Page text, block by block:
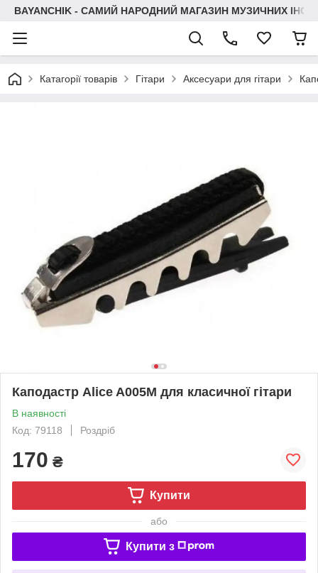
BAYANCHIK - САМИЙ НАРОДНИЙ МАГАЗИН МУЗИЧНИХ
Катагорії товарів Гітари Аксесуари для гітари
Каподастр Alice A005M для класичної гітари
В наявності
Код: 79118
Роздріб
170 ₴
Купити
або
Купити з